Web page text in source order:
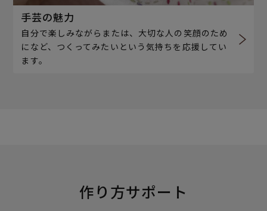
手芸の魅力
自分で楽しみながらまたは、大切な人の笑顔のため
になど、つくってみたいという気持ちを応援してい
ます。
作り方サポート